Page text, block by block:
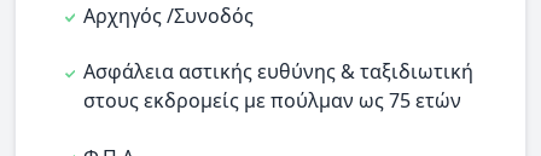
Αρχηγός /Συνοδός
Ασφάλεια αστικής ευθύνης & ταξιδιωτική
στους εκδρομείς με πούλμαν ως 75 ετών